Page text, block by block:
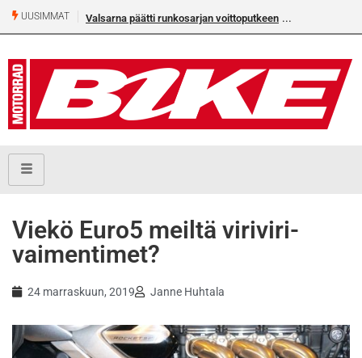
UUSIMMAT Valsarna päätti runkosarjan voittoputkeen
Viekö Euro5 meiltä viriviri-
vaimentimet?
24 marraskuun, 2019 Janne Huhtala